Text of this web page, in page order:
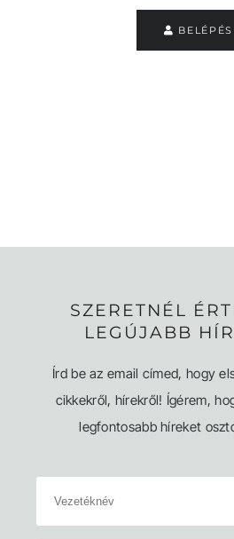
BELÉPÉS
SZERETNÉL
LEGÚJABB
Írd be az email címed, hogy
cikkekről, hírekről! Ígérem,
legfontosabb híreket